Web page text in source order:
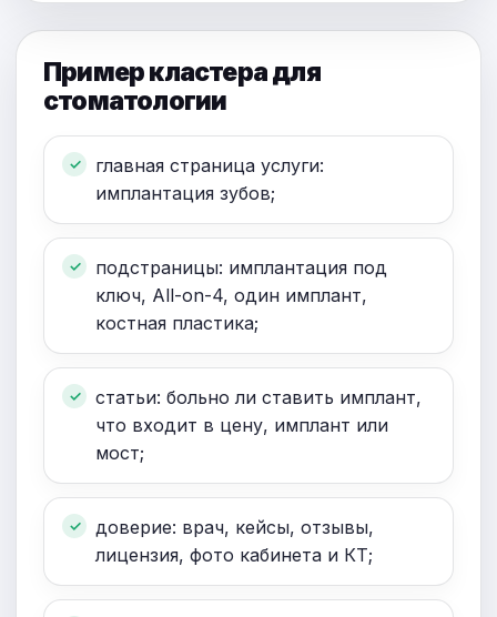
Пример кластера для
стоматологии
главная страница услуги:
имплантация зубов;
подстраницы: имплантация под
ключ, All-on-4, один имплант,
костная пластика;
статьи: больно ли ставить имплант,
что входит в цену, имплант или
мост;
доверие: врач, кейсы, отзывы,
лицензия, фото кабинета и КТ;